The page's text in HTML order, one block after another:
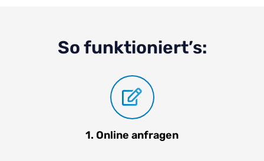
So funktioniert’s:
1. Online anfragen